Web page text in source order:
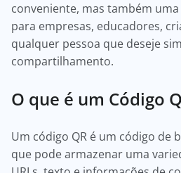
conveniente, mas também
para empresas, educadores,
qualquer pessoa que deseje
compartilhamento.
O que é um Código
Um código QR é um código de
que pode armazenar uma